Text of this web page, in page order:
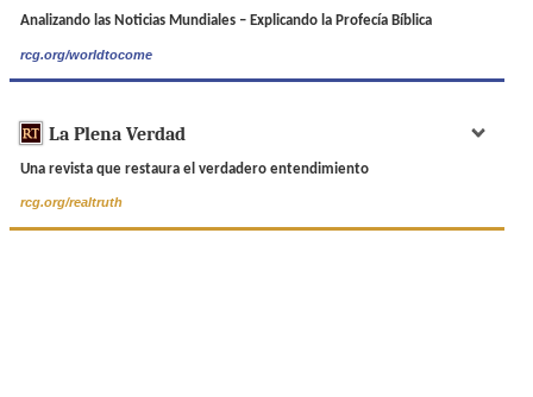
Analizando las Noticias Mundiales – Explicando la Profecía Bíblica
rcg.org/worldtocome
La Plena Verdad
Una revista que restaura el verdadero entendimiento
rcg.org/realtruth